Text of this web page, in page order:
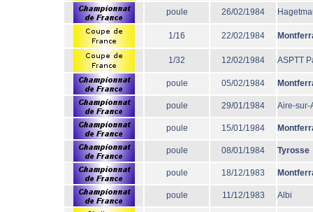
poule 26/02/1984
1/16 22/02/1984
1/32 12/02/1984 ASPTT
poule 05/02/1984
poule 29/01/1984 Aire-sur-
poule 15/01/1984
poule 08/01/1984 Tyrosse
poule 18/12/1983
poule 11/12/1983 Albi